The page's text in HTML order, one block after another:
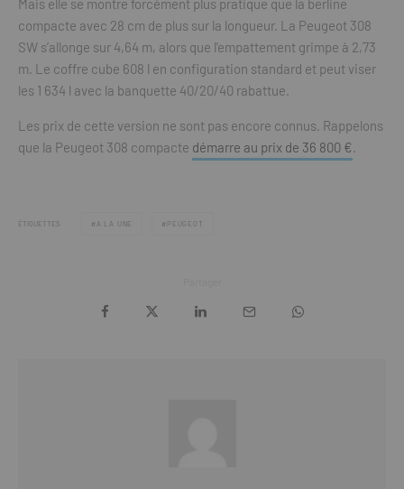
Mais elle se montre forcément plus pratique que la berline
compacte avec 28 cm de plus sur la longueur. La Peugeot 308
SW s’allonge sur 4,64 m, alors que l’empattement grimpe à 2,73
m. Le coffre cube 608 l en configuration standard et peut viser
les 1 634 l avec la banquette 40/20/40 rabattue.
Les prix de cette version ne sont pas encore connus. Rappelons
que la Peugeot 308 compacte démarre au prix de 36 800 € .
ÉTIQUETTES A LA UNE PEUGEOT